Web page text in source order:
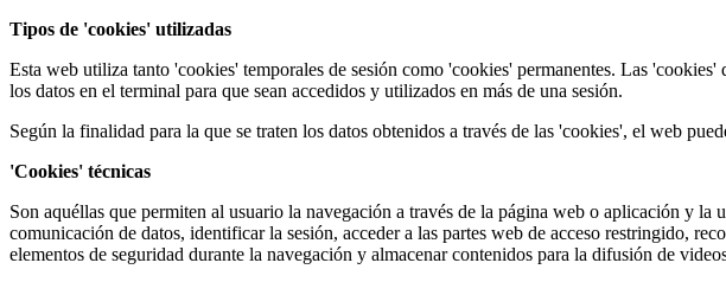
Tipos de 'cookies' utilizadas
Esta web utiliza tanto 'cookies' temporales de sesión como 'cookies' permanentes. Las
los datos en el terminal para que sean accedidos y utilizados en más de una sesión.
Según la finalidad para la que se traten los datos obtenidos a través de las 'cookies', el web
'Cookies' técnicas
Son aquéllas que permiten al usuario la navegación a través de la página web o aplicación y
comunicación de datos, identificar la sesión, acceder a las partes web de acceso restringido,
elementos de seguridad durante la navegación y almacenar contenidos para la difusión de